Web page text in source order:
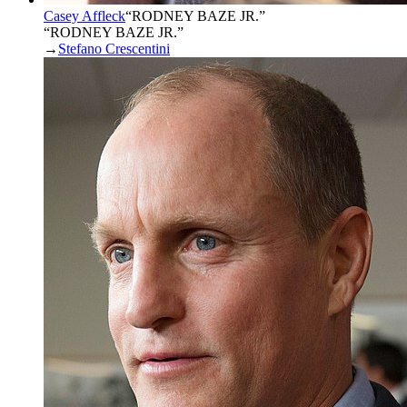
Casey Affleck“RODNEY BAZE JR.”
“RODNEY BAZE JR.”
→ Stefano Crescentini